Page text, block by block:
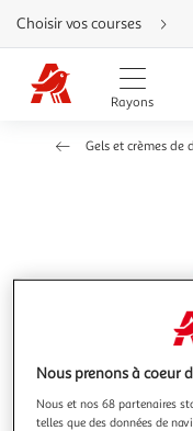
Aller
directement
au
contenu
Aller
directement
Aller
Choisir vos courses
Rayons
Gels et crèmes de
Nous prenons à coeur
Nous et nos 68 partenaires
telles que des données de